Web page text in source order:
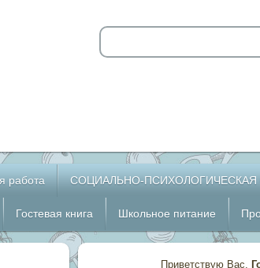
работа СОЦИАЛЬНО-
Гостевая книга Школьное питание
Приветствую Вас,